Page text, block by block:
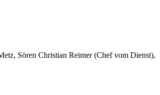
Sören Christian Reimer (Chef vom Dienst),